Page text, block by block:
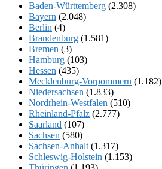
Baden-Württemberg (2.308)
Bayern (2.048)
Berlin (4)
Brandenburg (1.581)
Bremen (3)
Hamburg (103)
Hessen (435)
Mecklenburg-Vorpommern (1.182)
Niedersachsen (1.833)
Nordrhein-Westfalen (510)
Rheinland-Pfalz (2.777)
Saarland (107)
Sachsen (580)
Sachsen-Anhalt (1.317)
Schleswig-Holstein (1.153)